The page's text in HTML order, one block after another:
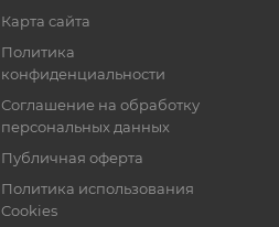
Карта сайта
Политика
конфиденциальности
Соглашение на обработку
персональных данных
Публичная оферта
Политика использования
Cookies